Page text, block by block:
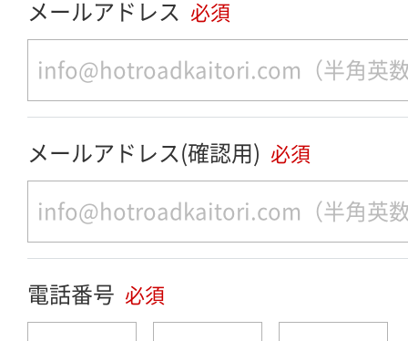
メールアドレス 必須
メールアドレス(確認用) 必須
電話番号 必須